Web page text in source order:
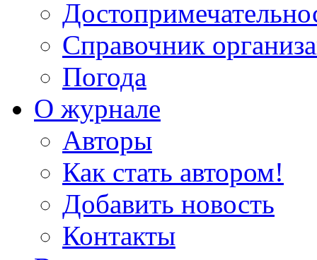
Справочник
Погода
О журнале
Авторы
Как стать автором!
Добавить новость
Контакты